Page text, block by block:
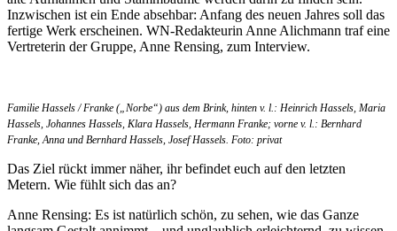
Inzwischen ist ein Ende absehbar: Anfang des neuen Jahres soll das
fertige Werk erscheinen. WN-Redakteurin Anne Alichmann traf eine
Vertreterin der Gruppe, Anne Rensing, zum Interview.
Familie Hassels / Franke („Norbe“) aus dem Brink, hinten v. l.: Heinrich Hassels, Maria
Hassels, Johannes Hassels, Klara Hassels, Hermann Franke; vorne v. l.: Bernhard
Franke, Anna und Bernhard Hassels, Josef Hassels. Foto: privat
Das Ziel rückt immer näher, ihr befindet euch auf den letzten
Metern. Wie fühlt sich das an?
Anne Rensing: Es ist natürlich schön, zu sehen, wie das Ganze